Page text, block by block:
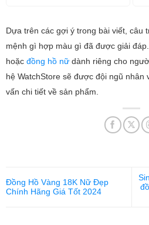
Dựa trên các gợi ý trong bài viết, câu
mệnh gì hợp màu gì đã được giải
hoặc đồng hồ nữ dành riêng cho
hệ WatchStore sẽ được đội ngũ
vấn chi tiết về sản phẩm.
Đồng Hồ Vàng 18K Nữ Đẹp
Chính Hãng Giá Tốt 2024